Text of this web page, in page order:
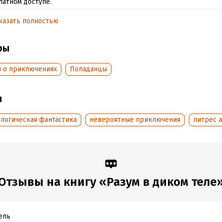
доступе.
отрывок
информация
1 января 2016
20375
полностью
о приключениях Попаданцы
фантастика невероятные приключения литрес
на книгу «Разум в диком